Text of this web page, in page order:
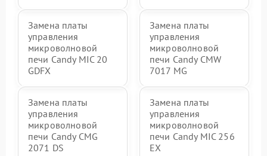
Замена платы
управления
микроволновой
печи Candy MIC 20
GDFX
Замена платы
управления
микроволновой
печи Candy CMW
7017 MG
Замена платы
управления
микроволновой
печи Candy CMG
2071 DS
Замена платы
управления
микроволновой
печи Candy MIC 256
EX